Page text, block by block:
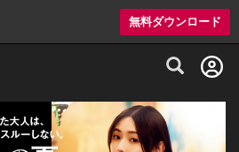
無料ダウンロード
グルメ情報・プレミアムレストラン予約